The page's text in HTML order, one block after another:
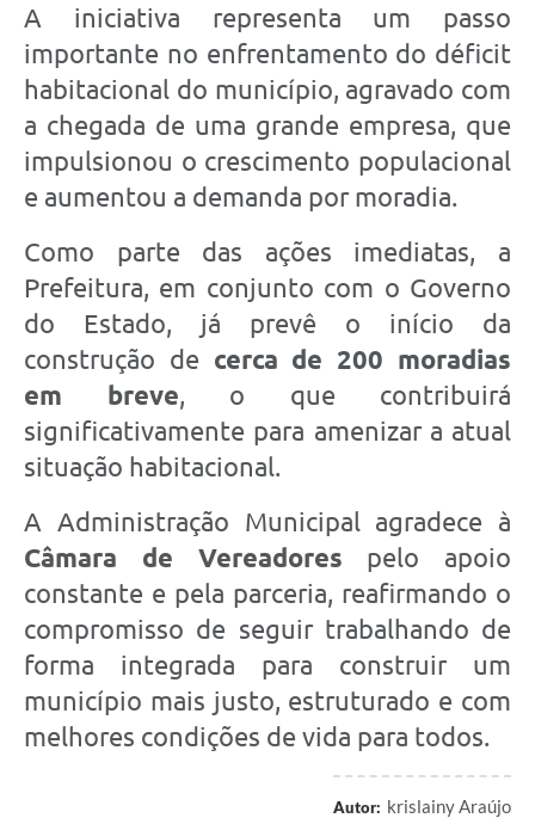
A iniciativa representa um passo
importante no enfrentamento do déficit
habitacional do município, agravado com
a chegada de uma grande empresa, que
impulsionou o crescimento populacional
e aumentou a demanda por moradia.
Como parte das ações imediatas, a
Prefeitura, em conjunto com o Governo
do Estado, já prevê o início da
construção de cerca de 200 moradias
em breve, o que contribuirá
significativamente para amenizar a atual
situação habitacional.
A Administração Municipal agradece à
Câmara de Vereadores pelo apoio
constante e pela parceria, reafirmando o
compromisso de seguir trabalhando de
forma integrada para construir um
município mais justo, estruturado e com
melhores condições de vida para todos.
Autor: krislainy Araújo